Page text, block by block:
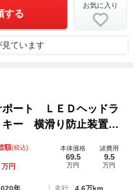
する
お気に入り
見ています
ート ＬＥＤヘッドラ
キー 横滑り防止装置
リアランスソナー パ
額(税込)
万円
本体価格
69.5
万円
諸費用
9.5
万円
年 走行 4.6万km